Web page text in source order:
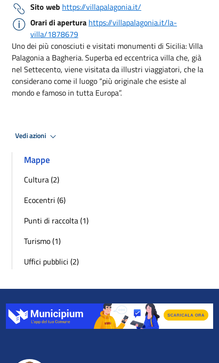
Sito web https://villapalagonia.it/
Orari di apertura https://villapalagonia.it/la-
villa/1878679
Uno dei più conosciuti e visitati monumenti di Sicilia: Villa
Palagonia a Bagheria. Superba ed eccentrica villa che, già
nel Settecento, viene visitata da illustri viaggiatori, che la
considerano come il luogo “più originale che esiste al
mondo e famoso in tutta Europa”.
Vedi azioni
Mappe
Cultura (2)
Ecocentri (6)
Punti di raccolta (1)
Turismo (1)
Uffici pubblici (2)